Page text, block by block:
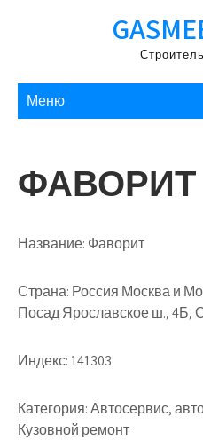
Меню
ФАВОРИТ
Название: Фаворит
Страна: Россия Москва и
Посад Ярославское ш., 4Б,
Индекс:141303
Категория:Автосервис,
Кузовной ремонт